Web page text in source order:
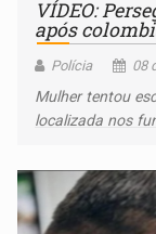
VÍDEO:
após
Polícia 08
Mulher tentou
localizada nos